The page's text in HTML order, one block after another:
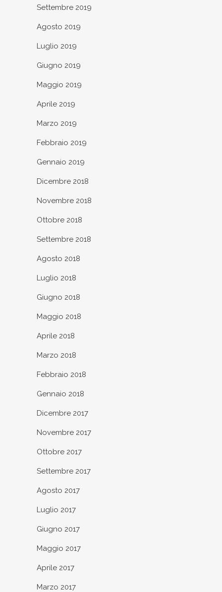
Settembre 2019
Agosto 2019
Luglio 2019
Giugno 2019
Maggio 2019
Aprile 2019
Marzo 2019
Febbraio 2019
Gennaio 2019
Dicembre 2018
Novembre 2018
Ottobre 2018
Settembre 2018
Agosto 2018
Luglio 2018
Giugno 2018
Maggio 2018
Aprile 2018
Marzo 2018
Febbraio 2018
Gennaio 2018
Dicembre 2017
Novembre 2017
Ottobre 2017
Settembre 2017
Agosto 2017
Luglio 2017
Giugno 2017
Maggio 2017
Aprile 2017
Marzo 2017